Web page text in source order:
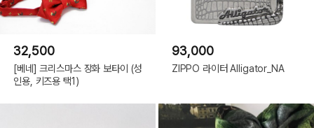
32,500
[베네] 크리스마스 장화 보타이 (성
인용, 키즈용 택1)
93,000
ZIPPO 라이터 Alligator_NA